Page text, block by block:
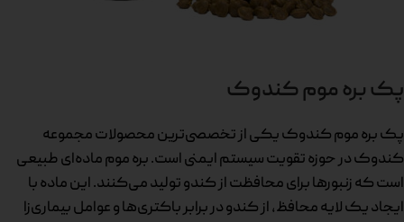
پک بره موم کندوک
پک بره موم کندوک یکی از تخصصی‌ترین محصولات مجموعه
کندوک در حوزه تقویت سیستم ایمنی است. بره موم ماده‌ای طبیعی
است که زنبورها برای محافظت از کندو تولید می‌کنند. این ماده با
ایجاد یک لایه محافظ، از کندو در برابر باکتری‌ها و عوامل بیماری‌زا